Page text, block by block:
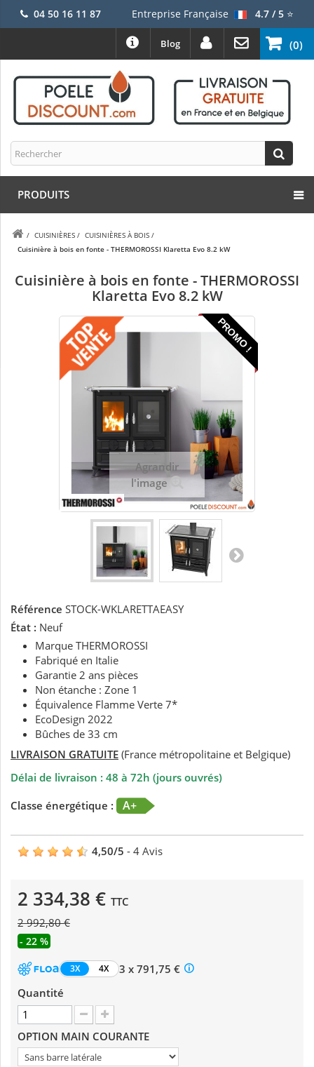
04 50 16 11 87 Entreprise Française 4.7 / 5⭐
(0)
Blog
PRODUITS
/ CUISINIÈRES / CUISINIÈRES À BOIS /
Cuisinière à bois en fonte - THERMOROSSI Klaretta Evo 8.2 kW
Cuisinière à bois en fonte - THERMOROSSI
Klaretta Evo 8.2 kW
PROMO !
Agrandir
l'image
Référence STOCK-WKLARETTAEASY
État : Neuf
Marque THERMOROSSI
Fabriqué en Italie
Garantie 2 ans pièces
Non étanche : Zone 1
Équivalence Flamme Verte 7*
EcoDesign 2022
Bûches de 33 cm
LIVRAISON GRATUITE (France métropolitaine et Belgique)
Délai de livraison : 48 à 72h (jours ouvrés)
Classe énergétique :
A+
4,50/5 - 4 Avis
2 334,38 € TTC
2 992,80 €
- 22 %
3X 4X
3 x 791,75 €
Quantité
OPTION MAIN COURANTE